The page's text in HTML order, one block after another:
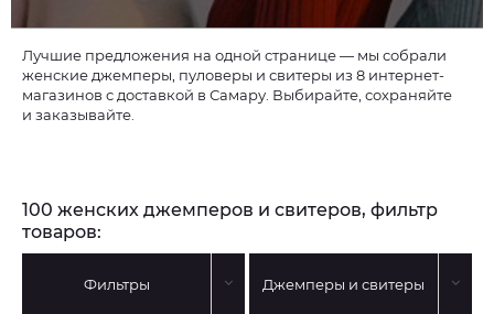
Лучшие предложения на одной странице — мы собрали
женские джемперы, пуловеры и свитеры из 8 интернет-
магазинов с доставкой в Самару. Выбирайте, сохраняйте
и заказывайте.
100 женских джемперов и свитеров, фильтр
товаров:
Фильтры Джемперы и свитеры